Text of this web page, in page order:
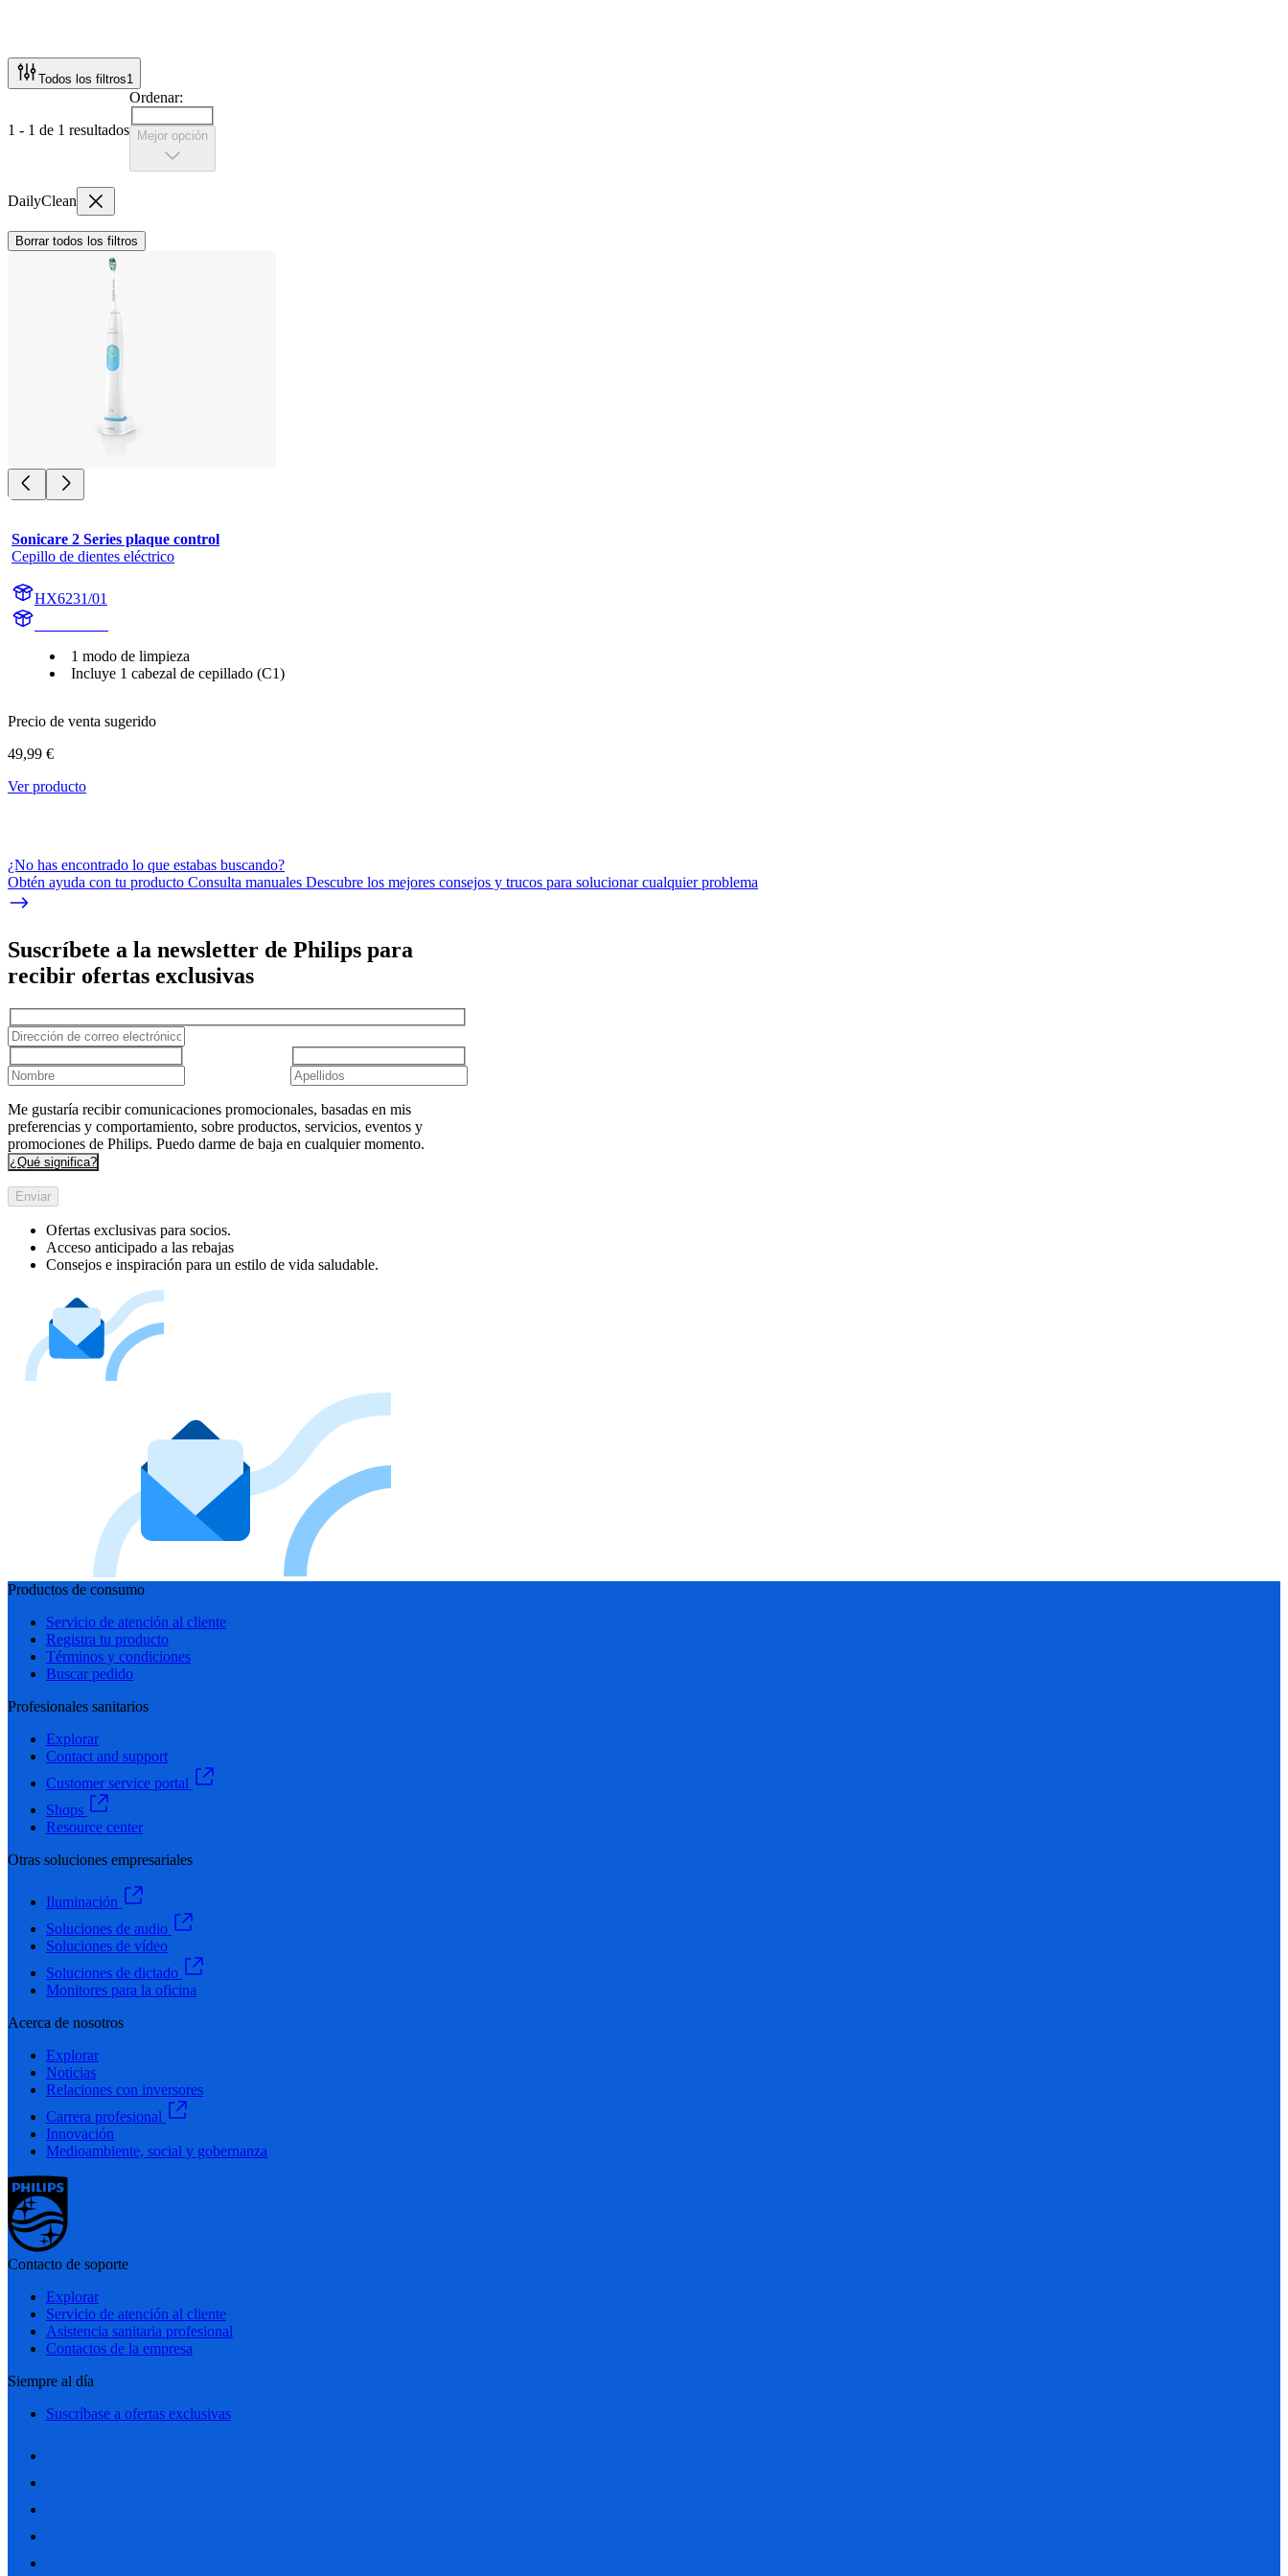
Todos los filtros1
1 - 1 de 1 resultados
Ordenar:
Mejor opción
DailyClean
Borrar todos los filtros
Sonicare 2 Series plaque control
Cepillo de dientes eléctrico
HX6231/01
1 modo de limpieza
Incluye 1 cabezal de cepillado (C1)
Precio de venta sugerido
49,99 €
Ver producto
¿No has encontrado lo que estabas buscando?
Obtén ayuda con tu producto Consulta manuales Descubre los mejores consejos y trucos para solucionar cualquier problema
Suscríbete a la newsletter de Philips para
recibir ofertas exclusivas
Me gustaría recibir comunicaciones promocionales, basadas en mis
preferencias y comportamiento, sobre productos, servicios, eventos y
promociones de Philips. Puedo darme de baja en cualquier momento.
¿Qué significa?
Enviar
Ofertas exclusivas para socios.
Acceso anticipado a las rebajas
Consejos e inspiración para un estilo de vida saludable.
Productos de consumo
Servicio de atención al cliente
Registra tu producto
Términos y condiciones
Buscar pedido
Profesionales sanitarios
Explorar
Contact and support
Customer service portal
Shops
Resource center
Otras soluciones empresariales
Iluminación
Soluciones de audio
Soluciones de vídeo
Soluciones de dictado
Monitores para la oficina
Acerca de nosotros
Explorar
Noticias
Relaciones con inversores
Carrera profesional
Innovación
Medioambiente, social y gobernanza
Contacto de soporte
Explorar
Servicio de atención al cliente
Asistencia sanitaria profesional
Contactos de la empresa
Siempre al día
Suscríbase a ofertas exclusivas